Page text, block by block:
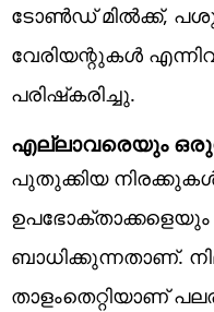
ടോണ്‍ഡ് മില്‍ക്ക്,
വേരിയന്റുകള്‍
പരിഷ്‌കരിച്ചു.
എല്ലാവരെയും
പുതുക്കിയ
ബാധിക്കുന്നതാണ്.
താളംതെറ്റിയാണ്